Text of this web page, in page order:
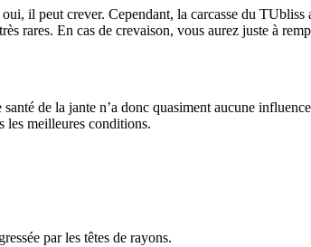
il peut crever. Cependant, la carcasse du
rares. En cas de crevaison, vous aurez juste à
de la jante n’a donc quasiment aucune
les meilleures conditions.
par les têtes de rayons.